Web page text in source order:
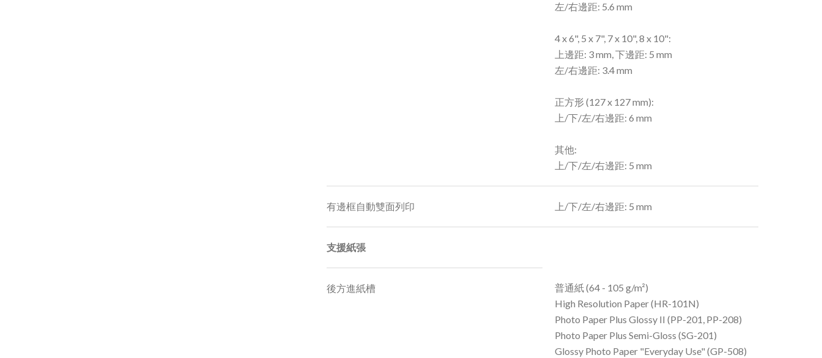
左/右邊距: 5.6 mm
4 x 6", 5 x 7", 7 x 10", 8 x 10":
上邊距: 3 mm, 下邊距: 5 mm
左/右邊距: 3.4 mm
正方形 (127 x 127 mm):
上/下/左/右邊距: 6 mm
其他:
上/下/左/右邊距: 5 mm
有邊框自動雙面列印 上/下/左/右邊距: 5 mm
支援紙張
後方進紙槽
普通紙 (64 - 105 g/m²)
High Resolution Paper (HR-101N)
Photo Paper Plus Glossy II (PP-201, PP-208)
Photo Paper Plus Semi-Gloss (SG-201)
Glossy Photo Paper "Everyday Use" (GP-508)